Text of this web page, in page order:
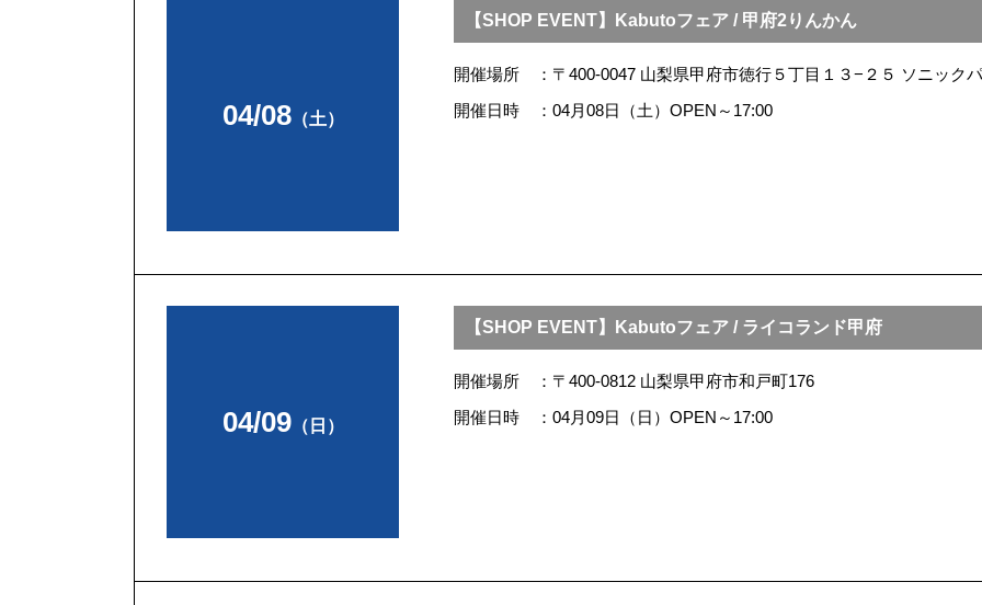
04/08（土）
【SHOP EVENT】Kabutoフェア / 甲府2りんかん
開催場所
〒400-0047 山梨県甲府市徳行５丁目１３−２５ ソニック
開催日時
04月08日（土）OPEN～17:00
04/09（日）
【SHOP EVENT】Kabutoフェア / ライコランド甲府
開催場所
〒400-0812 山梨県甲府市和戸町176
開催日時
04月09日（日）OPEN～17:00